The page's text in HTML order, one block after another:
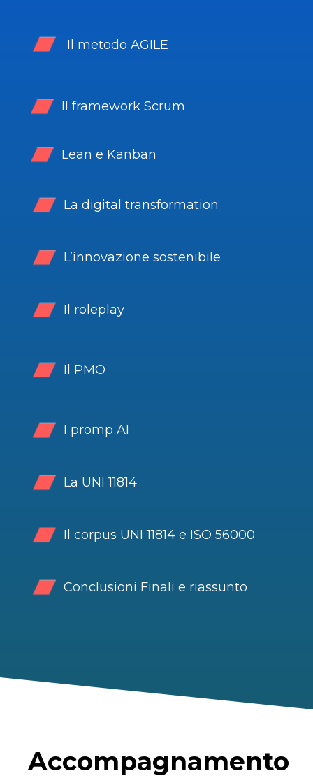
Il metodo AGILE
Il framework Scrum
Lean e Kanban
La digital transformation
L’innovazione sostenibile
Il roleplay
Il PMO
I promp AI
La UNI 11814
Il corpus UNI 11814 e ISO 56000
Conclusioni Finali e riassunto
Accompagnamento